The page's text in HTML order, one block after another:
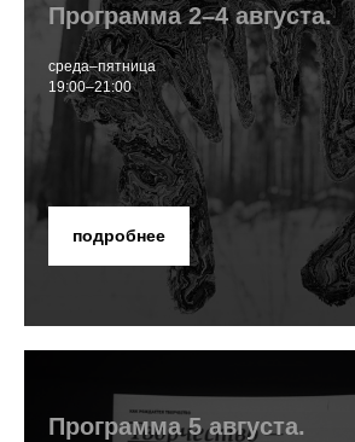
Программа 2–4 августа.
среда–пятница
19:00–21:00
подробнее
Программа 5 августа.